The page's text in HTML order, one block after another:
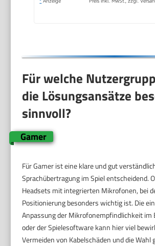
Für welche
die Lösungsansätze
sinnvoll?
Gamer
Für Gamer ist eine klare und gut
Sprachübertragung im Spiel entscheidend.
Headsets mit integrierten Mikrofonen, bei
Positionierung besonders wichtig ist. Die
Anpassung der Mikrofonempfindlichkeit
oder der Spielesoftware kann hier viel
Vermeiden von Kabelschäden und die Wahl